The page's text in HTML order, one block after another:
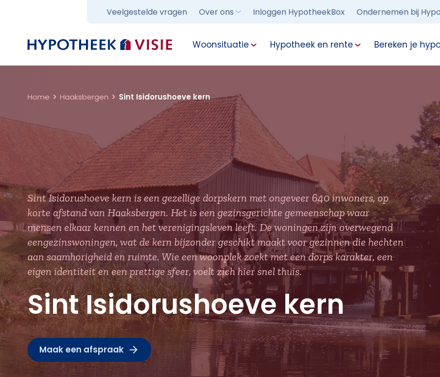
Veelgestelde vragen Over ons Inloggen HypotheekBox Ondernemen bij
Terug naar home Woonsituatie Hypotheek en rente Bereken je
Home Haaksbergen Sint Isidorushoeve kern
Sint Isidorushoeve kern is een gezellige dorpskern met ongeveer 640 inwoners, op
korte afstand van Haaksbergen. Het is een gezinsgerichte gemeenschap waar
mensen elkaar kennen en het verenigingsleven leeft. De woningen zijn overwegend
eengezinswoningen, wat de kern bijzonder geschikt maakt voor gezinnen die hechten
aan saamhorigheid en ruimte. Wie een woonplek zoekt met een dorps karakter, een
eigen identiteit en een prettige sfeer, voelt zich hier snel thuis.
Sint Isidorushoeve kern
Maak een afspraak